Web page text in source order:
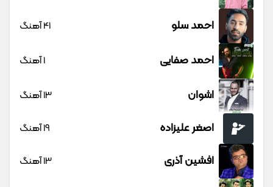
احمد سلو 41 آهنگ
احمد صفایی 1 آهنگ
اشوان 13 آهنگ
اصغر علیزاده 19 آهنگ
افشین آذری 13 آهنگ